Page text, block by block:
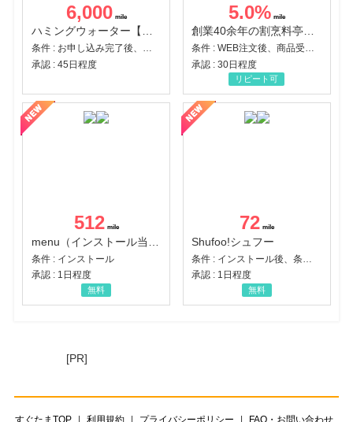
6,000
ハミングウォーター【販売代理店】
条件 : お申し込み完了後、決済登録完了と1ヶ月以内のサーバー初回設置。
承認 : 45日程度
5.0%
創業40余年の割烹料亭千賀監修【おせちの千賀屋】おもてなし参道本店
条件 : WEB注文後、商品受け取り+入金確認時点
承認 : 30日程度
リピート可
512
条件 : インストール
承認 : 1日程度
無料
72
Shufoo!シュフー
承認 : 1日程度
無料
[PR]
すぐたまTOP 利用規約 プライバシーポリシー FAQ・お問い合わせ